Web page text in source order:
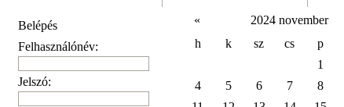
Belépés
Felhasználónév:
Jelszó:
« 2024 november
h
k sz cs p
1
4
5 6 7 8